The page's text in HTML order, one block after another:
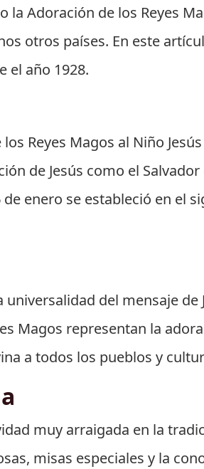
la Adoración de los Reyes
otros países. En este
el año 1928.
Reyes Magos al Niño
de Jesús como el
enero se estableció en el
del mensaje
Magos representan la
a todos los pueblos y
muy arraigada en la
misas especiales y la